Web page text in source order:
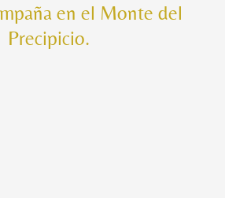
en el Monte del
Precipicio.